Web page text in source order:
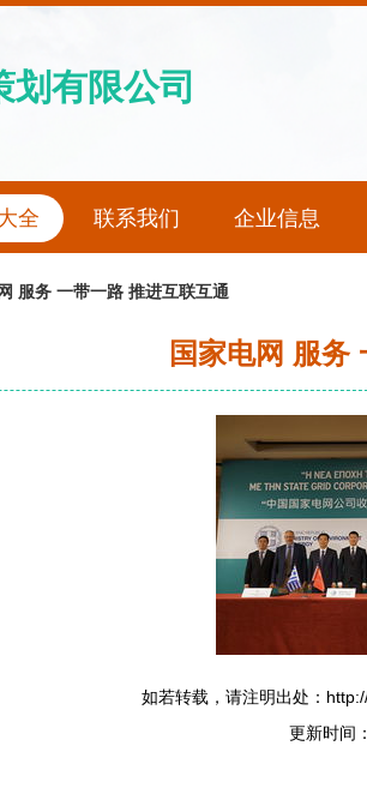
有限公司
全 联系我们 企业信息
服务 一带一路 推进互联互通
国家电网 服务
如若转载，请注明出处：
更新时间